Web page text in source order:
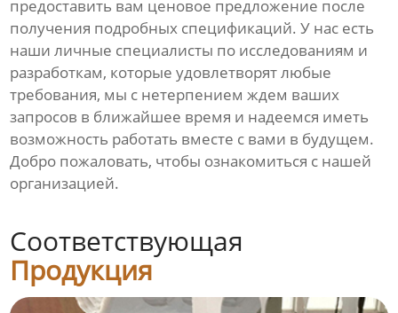
предоставить вам ценовое предложение после
получения подробных спецификаций. У нас есть
наши личные специалисты по исследованиям и
разработкам, которые удовлетворят любые
требования, мы с нетерпением ждем ваших
запросов в ближайшее время и надеемся иметь
возможность работать вместе с вами в будущем.
Добро пожаловать, чтобы ознакомиться с нашей
организацией.
Соответствующая
Продукция